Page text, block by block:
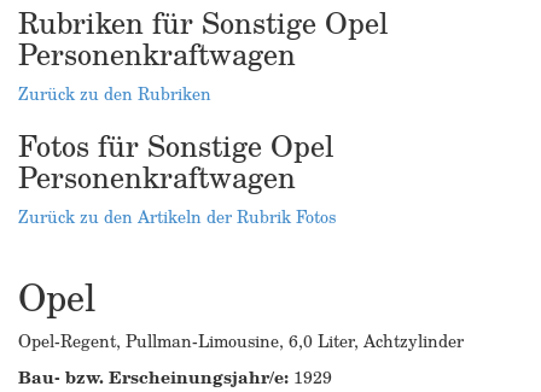
Rubriken für Sonstige Opel
Personenkraftwagen
Zurück zu den Rubriken
Fotos für Sonstige Opel
Personenkraftwagen
Zurück zu den Artikeln der Rubrik Fotos
Opel
Opel-Regent, Pullman-Limousine, 6,0 Liter, Achtzylinder
Bau- bzw. Erscheinungsjahr/e: 1929